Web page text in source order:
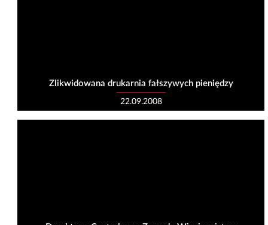
Zlikwidowana drukarnia fałszywych pieniędzy
22.09.2008